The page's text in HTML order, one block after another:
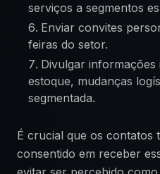
serviços a segmentos
Enviar convites
feiras do setor.
Divulgar informações
estoque, mudanças
segmentada.
É crucial que os contatos
consentido em receber